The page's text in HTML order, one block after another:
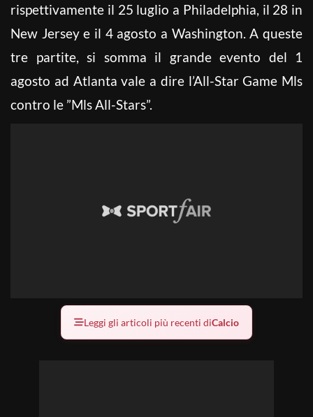
rispettivamente il 25 luglio a Philadelphia, il 28 in
New Jersey e il 4 agosto a Washington. A queste
tre partite, si somma il grande evento del 1
agosto ad Atlanta vale a dire l’All-Star Game Mls
contro le ”Mls All-Stars”.
Leggi gli articoli più recenti diCalcio